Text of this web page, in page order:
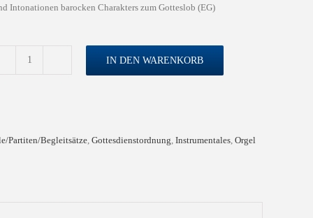
Intonationen barocken Charakters zum Gotteslob (EG)
Lob
IN DEN WARENKORB
Partiten/Begleitsätze, Gottesdienstordnung, Instrumentales, Orgel